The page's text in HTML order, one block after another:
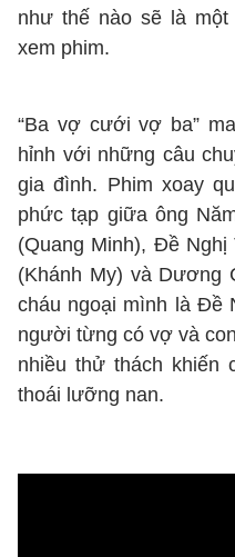
như thế nào sẽ là
xem phim.
“Ba vợ cưới vợ ba”
hỉnh với những câu
gia đình. Phim xoay
phức tạp giữa ông
(Quang Minh), Đề
(Khánh My) và Dương
cháu ngoại mình là Đề
người từng có vợ và
nhiều thử thách khiến
thoái lưỡng nan.